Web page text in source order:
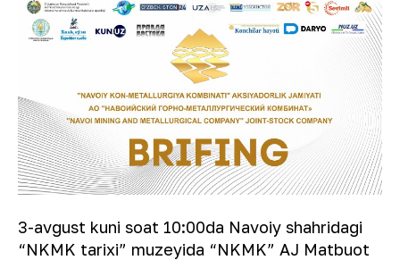
3-avgust kuni soat 10:00da Navoiy shahridagi
“NKMK tarixi” muzeyida “NKMK” AJ Matbuot